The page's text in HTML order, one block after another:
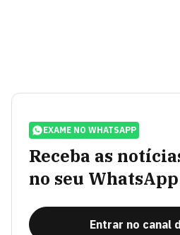
EXAME NO WHATSAPP
Receba as
no seu WhatsApp
Entrar no canal